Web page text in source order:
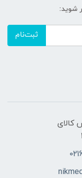
شوید:
ثبت‌نام
کالای